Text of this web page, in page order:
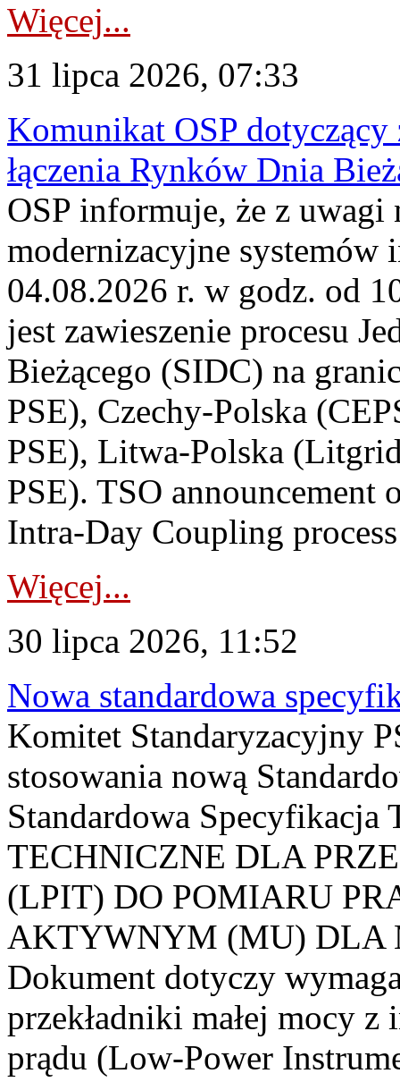
Więcej...
31 lipca 2026, 07:33
Komunikat OSP dotyczący
łączenia Rynków Dnia
OSP informuje, że z uwagi
modernizacyjne
04.08.2026 r. w godz. od
jest zawieszenie procesu
Bieżącego (SIDC) na
PSE), Czechy-Polska
PSE), Litwa-Polska
PSE). TSO announcement
Intra-Day Coupling
Więcej...
30 lipca 2026, 11:52
Nowa standardowa
Komitet Standaryzacyjny
stosowania nową
Standardowa
TECHNICZNE DLA
(LPIT) DO POMIARU
AKTYWNYM (MU) DLA
Dokument dotyczy
przekładniki małej mocy
prądu (Low-Power